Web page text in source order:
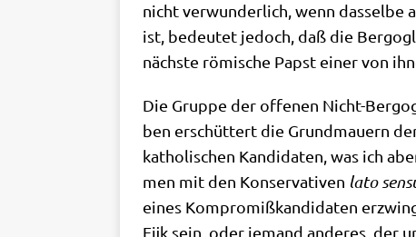
nicht ver­wun­der­lich, wenn das­sel­be
ist, bedeu­tet jedoch, daß die
näch­ste römi­sche Papst einer von
Die Grup­pe der offe­nen Nicht-
ben erschüt­tert die Grund­mau­ern
katho­li­schen Kan­di­da­ten, was ich
men mit den Kon­ser­va­ti­ven lato
eines Kom­pro­miß­kan­di­da­ten
Eĳk sein, oder jemand ande­res, der